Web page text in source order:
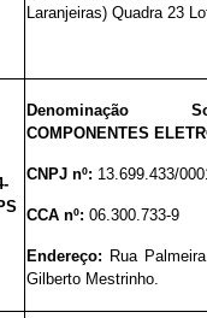
Laranjeiras) Quadra 23
COMPONENTES
CNPJ nº: 13.699.433/
CCA nº:06.300.733-9
Endereço: Rua
Gilberto Mestrinho.